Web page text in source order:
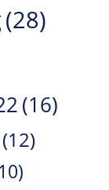
(28)
(16)
(12)